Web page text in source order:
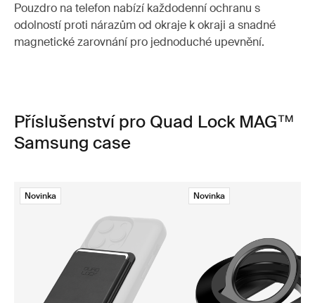
Pouzdro na telefon nabízí každodenní ochranu s
odolností proti nárazům od okraje k okraji a snadné
magnetické zarovnání pro jednoduché upevnění.
Příslušenství pro Quad Lock MAG™
Samsung case
Novinka Novinka